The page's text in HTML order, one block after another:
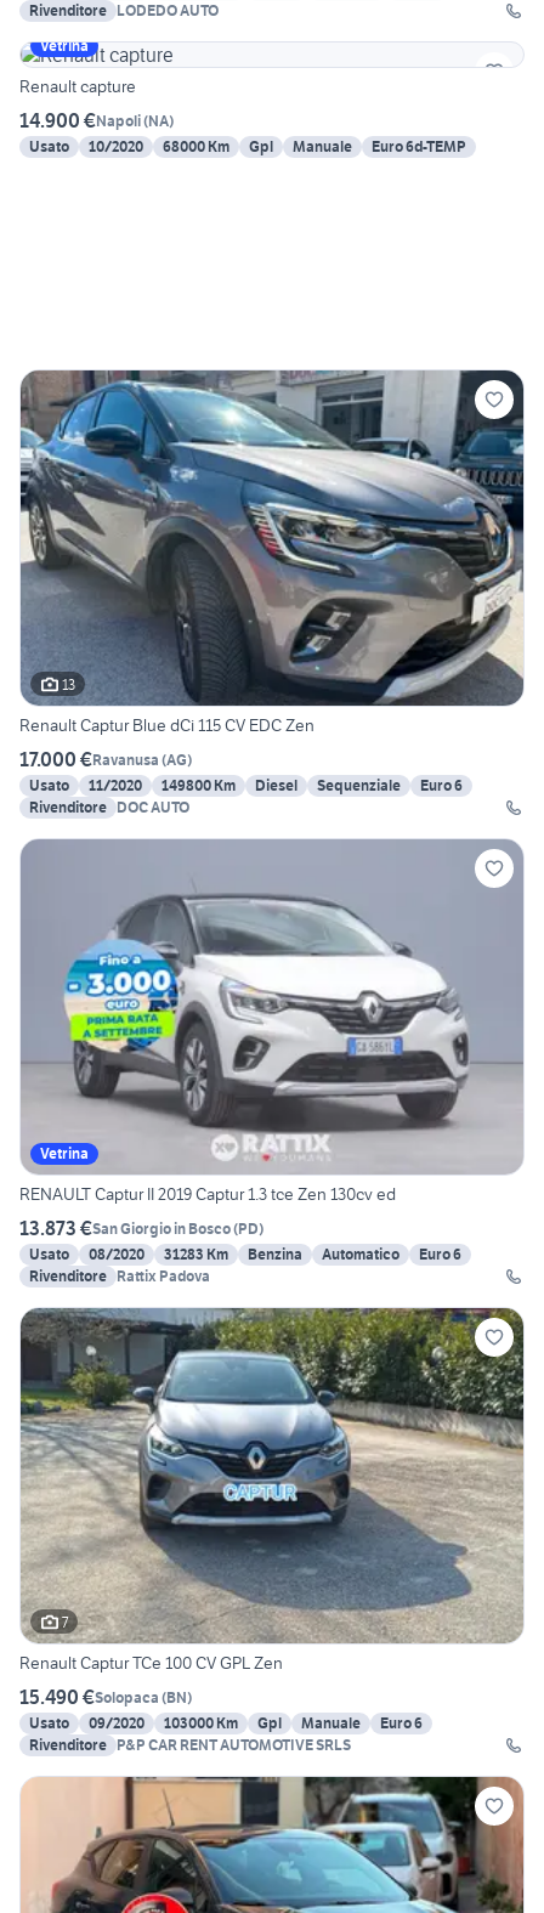
Rivenditore LODEDO AUTO
Vetrina
Renault capture
14.900 €Napoli(NA)
Usato
10/2020 68000 Km Gpl Manuale Euro 6d-TEMP
13
Renault Captur Blue dCi 115 CV EDC Zen
17.000 €Ravanusa (AG)
Usato
11/2020 149800 Km Diesel Sequenziale
Euro 6
Rivenditore DOC AUTO
Vetrina
RENAULT Captur II 2019 Captur 1.3 tce Zen 130cv ed
13.873 €San Giorgio in Bosco(PD)
Usato
08/2020 31283 Km Benzina Automatico
Euro 6
Rivenditore Rattix Padova
7
Renault Captur TCe 100 CV GPL Zen
15.490 €Solopaca (BN)
Usato
09/2020 103000 Km Gpl Manuale
Euro 6
Rivenditore P&P CAR RENT AUTOMOTIVE SRLS